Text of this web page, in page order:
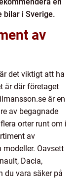
bilar i Sverige.
av
det viktigt att ha
är där företaget
är en
av begagnade
orter runt om i
av
Oavsett
Dacia,
du vara säker på